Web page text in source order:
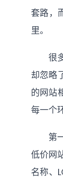
套路，
里。
很
却忽略
的网站
每一个
第
低价网
名称、